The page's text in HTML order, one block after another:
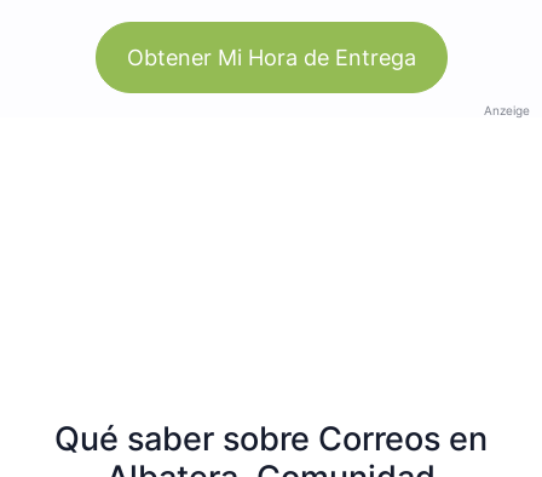
Obtener Mi Hora de Entrega
Anzeige
Qué saber sobre Correos en